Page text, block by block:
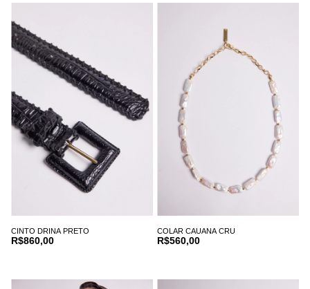
CINTO DRINA PRETO
R$860,00
COLAR CAUANA CRU
R$560,00